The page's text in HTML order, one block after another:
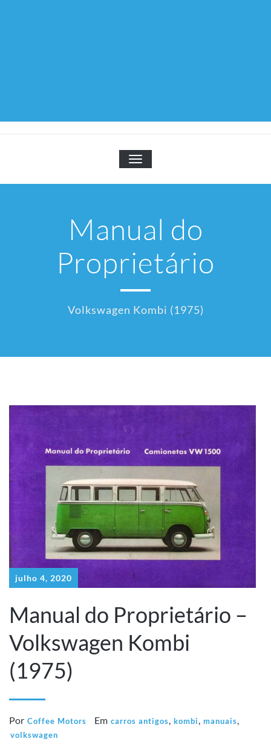
TOGGLE NAVIGATION
Manual do
Proprietário
Volkswagen Kombi (1975)
julho 4, 2020
Manual do Proprietário –
Volkswagen Kombi
(1975)
Por Coffee Motors Em carros antigos, kombi, manuais,
volkswagen